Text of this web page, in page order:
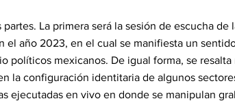
La primera será la sesión de escucha de
el año 2023, en el cual se manifiesta un
políticos mexicanos. De igual forma, se
la configuración identitaria de algunos
ejecutadas en vivo en donde se manipulan